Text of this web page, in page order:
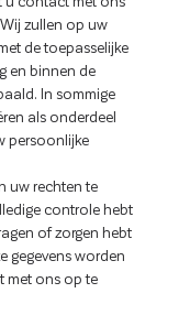
zullen op uw
de toepasselijke
en binnen de
In sommige
als onderdeel
persoonlijke
uw rechten te
controle hebt
of zorgen hebt
gegevens worden
met ons op te